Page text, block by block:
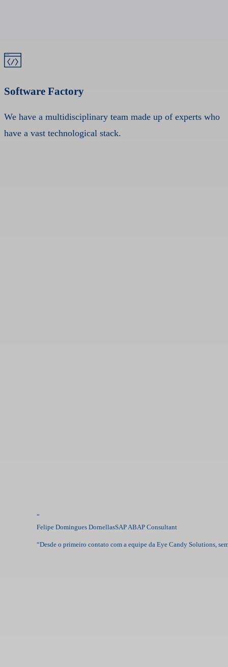
Software Factory
We have a multidisciplinary team made up of experts who
have a vast technological stack.
“
Felipe Domingues DornellasSAP ABAP Consultant
“Desde o primeiro contato com a equipe da Eye Candy Solutions,